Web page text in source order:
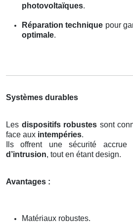
photovoltaïques.
Réparation technique pour
optimale.
Systèmes durables
Les dispositifs robustes sont
face aux intempéries.
Ils offrent une sécurité
d’intrusion, tout en étant design.
Avantages :
Matériaux robustes.